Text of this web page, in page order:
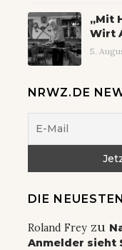
„Mit
Wirt
5.
NRWZ.DE
DIE
Roland Frey zu
Anmelder sieht